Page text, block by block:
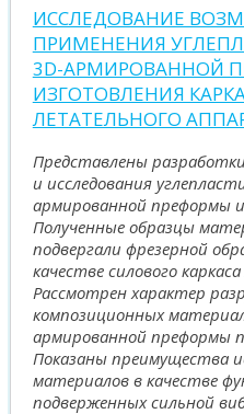
ИССЛЕДОВАНИЕ
ПРИМЕНЕНИЯ
3D-АРМИРОВАННОЙ
ИЗГОТОВЛЕНИЯ
ЛЕТАТЕЛЬНОГО
Представлены
и исследования
армированной преформы
Полученные образцы
подвергали фрезерной
качестве силового
Рассмотрен характер
композиционных
армированной преформы
Показаны преимущества
материалов в качестве
подверженных сильной